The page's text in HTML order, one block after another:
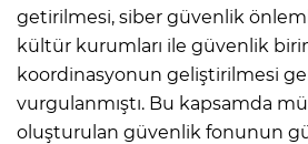
getirilmesi, siber güvenlik
kültür kurumları ile güvenlik
koordinasyonun geliştirilmesi
vurgulanmıştı. Bu kapsamda
oluşturulan güvenlik fonunun